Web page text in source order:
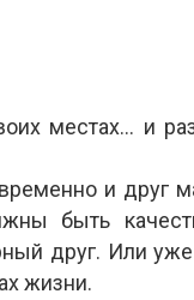
местах… и
и друг
быть
друг. Или уже
жизни.